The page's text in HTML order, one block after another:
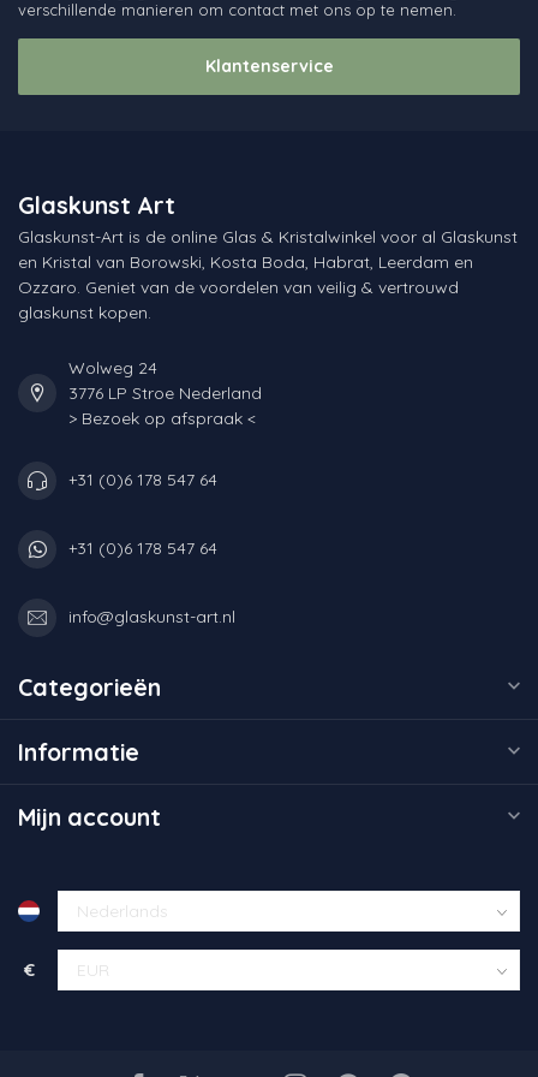
verschillende manieren om contact met ons op te nemen.
Klantenservice
Glaskunst Art
Glaskunst-Art is de online Glas & Kristalwinkel voor al Glaskunst
en Kristal van Borowski, Kosta Boda, Habrat, Leerdam en
Ozzaro. Geniet van de voordelen van veilig & vertrouwd
glaskunst kopen.
Wolweg 24
3776 LP Stroe Nederland
> Bezoek op afspraak <
+31 (0)6 178 547 64
+31 (0)6 178 547 64
info@glaskunst-art.nl
Categorieën
Informatie
Mijn account
€